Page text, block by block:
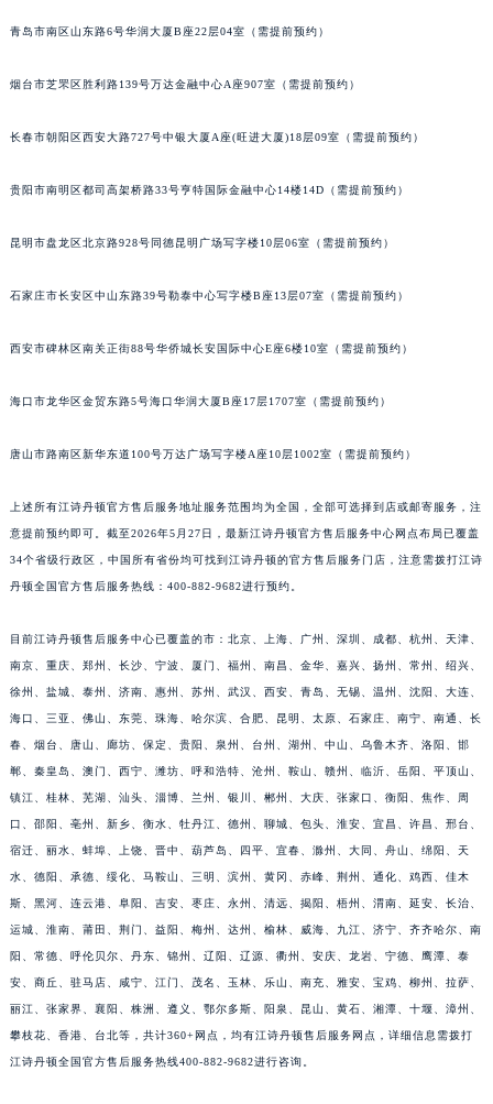
青岛市南区山东路6号华润大厦B座22层04室（需提前预约）
烟台市芝罘区胜利路139号万达金融中心A座907室（需提前预约）
长春市朝阳区西安大路727号中银大厦A座(旺进大厦)18层09室（需提前预约）
贵阳市南明区都司高架桥路33号亨特国际金融中心14楼14D（需提前预约）
昆明市盘龙区北京路928号同德昆明广场写字楼10层06室（需提前预约）
石家庄市长安区中山东路39号勒泰中心写字楼B座13层07室（需提前预约）
西安市碑林区南关正街88号华侨城长安国际中心E座6楼10室（需提前预约）
海口市龙华区金贸东路5号海口华润大厦B座17层1707室（需提前预约）
唐山市路南区新华东道100号万达广场写字楼A座10层1002室（需提前预约）
上述所有江诗丹顿官方售后服务地址服务范围均为全国，全部可选择到店或邮寄服务，注
意提前预约即可。截至2026年5月27日，最新江诗丹顿官方售后服务中心网点布局已覆盖
34个省级行政区，中国所有省份均可找到江诗丹顿的官方售后服务门店，注意需拨打江诗
丹顿全国官方售后服务热线：400-882-9682进行预约。
目前江诗丹顿售后服务中心已覆盖的市：北京、上海、广州、深圳、成都、杭州、天津、
南京、重庆、郑州、长沙、宁波、厦门、福州、南昌、金华、嘉兴、扬州、常州、绍兴、
徐州、盐城、泰州、济南、惠州、苏州、武汉、西安、青岛、无锡、温州、沈阳、大连、
海口、三亚、佛山、东莞、珠海、哈尔滨、合肥、昆明、太原、石家庄、南宁、南通、长
春、烟台、唐山、廊坊、保定、贵阳、泉州、台州、湖州、中山、乌鲁木齐、洛阳、邯
郸、秦皇岛、澳门、西宁、潍坊、呼和浩特、沧州、鞍山、赣州、临沂、岳阳、平顶山、
镇江、桂林、芜湖、汕头、淄博、兰州、银川、郴州、大庆、张家口、衡阳、焦作、周
口、邵阳、亳州、新乡、衡水、牡丹江、德州、聊城、包头、淮安、宜昌、许昌、邢台、
宿迁、丽水、蚌埠、上饶、晋中、葫芦岛、四平、宜春、滁州、大同、舟山、绵阳、天
水、德阳、承德、绥化、马鞍山、三明、滨州、黄冈、赤峰、荆州、通化、鸡西、佳木
斯、黑河、连云港、阜阳、吉安、枣庄、永州、清远、揭阳、梧州、渭南、延安、长治、
运城、淮南、莆田、荆门、益阳、梅州、达州、榆林、威海、九江、济宁、齐齐哈尔、南
阳、常德、呼伦贝尔、丹东、锦州、辽阳、辽源、衢州、安庆、龙岩、宁德、鹰潭、泰
安、商丘、驻马店、咸宁、江门、茂名、玉林、乐山、南充、雅安、宝鸡、柳州、拉萨、
丽江、张家界、襄阳、株洲、遵义、鄂尔多斯、阳泉、昆山、黄石、湘潭、十堰、漳州、
攀枝花、香港、台北等，共计360+网点，均有江诗丹顿售后服务网点，详细信息需拨打
江诗丹顿全国官方售后服务热线400-882-9682进行咨询。